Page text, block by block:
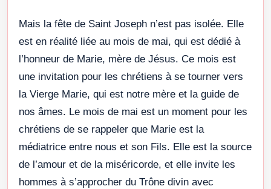
Mais la fête de Saint Joseph n’est pas isolée. Elle
est en réalité liée au mois de mai, qui est dédié à
l’honneur de Marie, mère de Jésus. Ce mois est
une invitation pour les chrétiens à se tourner vers
la Vierge Marie, qui est notre mère et la guide de
nos âmes. Le mois de mai est un moment pour les
chrétiens de se rappeler que Marie est la
médiatrice entre nous et son Fils. Elle est la source
de l’amour et de la miséricorde, et elle invite les
hommes à s’approcher du Trône divin avec